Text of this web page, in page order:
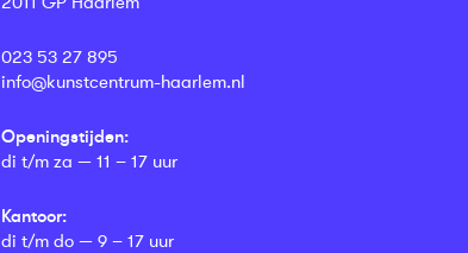
023 53 27 895
info@kunstcentrum-haarlem.nl
Openingstijden:
di t/m za — 11 – 17 uur
Kantoor:
di t/m do — 9 – 17 uur